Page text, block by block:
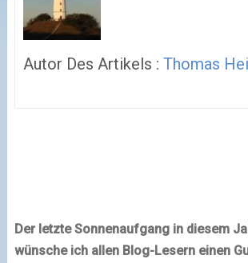
Autor Des Artikels : Thomas
Der letzte Sonnenaufgang in diesem
wünsche ich allen Blog-Lesern einen